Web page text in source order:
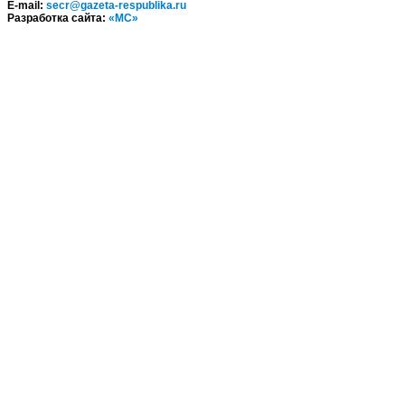
E-mail: secr@gazeta-respublika.ru
Разработка сайта: «МС»